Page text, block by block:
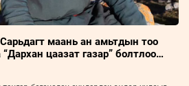
маань ан амьтдын тоо
цаазат газар” болтлоо
явдаг